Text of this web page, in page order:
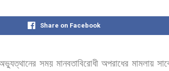
Share on Facebook
সময় মানবতাবিরোধী অপরাধের মামলায়